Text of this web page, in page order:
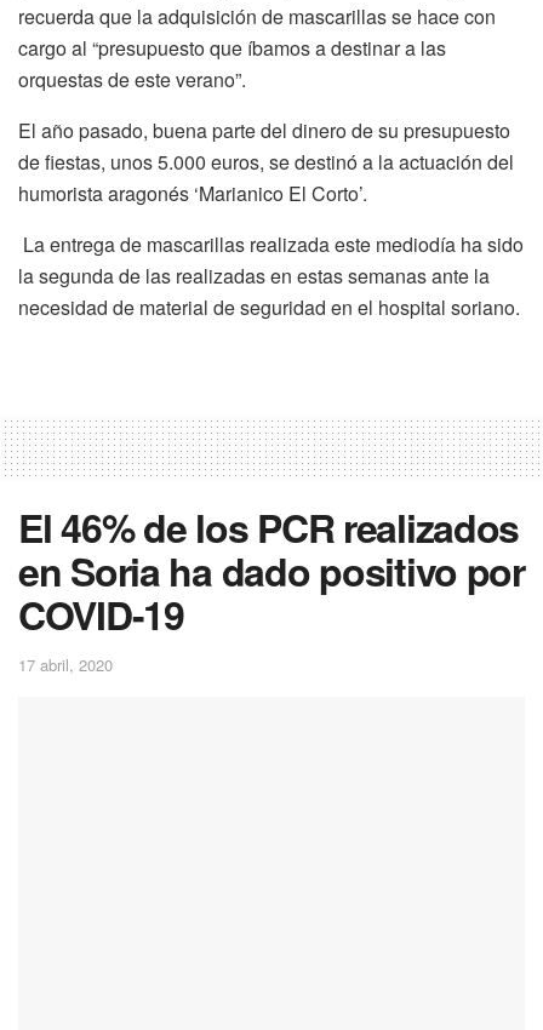
recuerda que la adquisición de mascarillas se hace con
cargo al “presupuesto que íbamos a destinar a las
orquestas de este verano”.
El año pasado, buena parte del dinero de su presupuesto
de fiestas, unos 5.000 euros, se destinó a la actuación del
humorista aragonés ‘Marianico El Corto’.
La entrega de mascarillas realizada este mediodía ha sido
la segunda de las realizadas en estas semanas ante la
necesidad de material de seguridad en el hospital soriano.
El 46% de los PCR realizados
en Soria ha dado positivo por
COVID-19
17 abril, 2020